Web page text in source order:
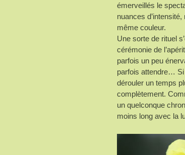
émerveillés le
nuances
même couleur.
Une sorte de rituel
cérémonie de
parfois un peu
parfois attendre… Si
dérouler un temps
complètement.
un quelconque
moins long avec la